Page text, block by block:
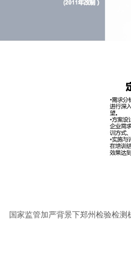
国家监管加严背景下郑州检验检